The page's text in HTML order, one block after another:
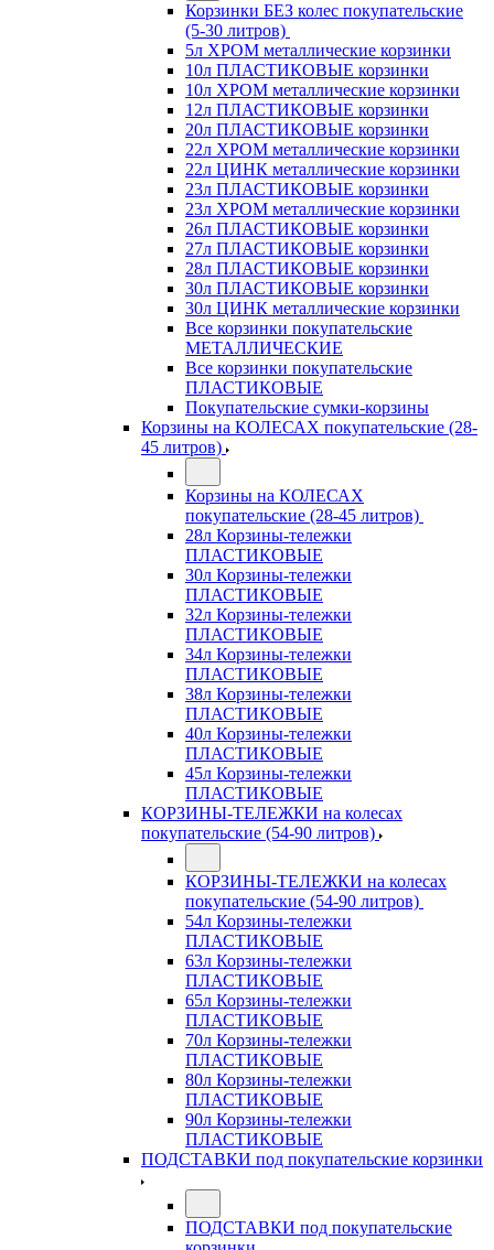
Корзинки БЕЗ колес покупательские
(5-30 литров)
5л ХРОМ металлические корзинки
10л ПЛАСТИКОВЫЕ корзинки
10л ХРОМ металлические корзинки
12л ПЛАСТИКОВЫЕ корзинки
20л ПЛАСТИКОВЫЕ корзинки
22л ХРОМ металлические корзинки
22л ЦИНК металлические корзинки
23л ПЛАСТИКОВЫЕ корзинки
23л ХРОМ металлические корзинки
26л ПЛАСТИКОВЫЕ корзинки
27л ПЛАСТИКОВЫЕ корзинки
28л ПЛАСТИКОВЫЕ корзинки
30л ПЛАСТИКОВЫЕ корзинки
30л ЦИНК металлические корзинки
Все корзинки покупательские
МЕТАЛЛИЧЕСКИЕ
Все корзинки покупательские
ПЛАСТИКОВЫЕ
Покупательские сумки-корзины
Корзины на КОЛЕСАХ покупательские (28-
45 литров)
Корзины на КОЛЕСАХ
покупательские (28-45 литров)
28л Корзины-тележки
ПЛАСТИКОВЫЕ
30л Корзины-тележки
ПЛАСТИКОВЫЕ
32л Корзины-тележки
ПЛАСТИКОВЫЕ
34л Корзины-тележки
ПЛАСТИКОВЫЕ
38л Корзины-тележки
ПЛАСТИКОВЫЕ
40л Корзины-тележки
ПЛАСТИКОВЫЕ
45л Корзины-тележки
ПЛАСТИКОВЫЕ
КОРЗИНЫ-ТЕЛЕЖКИ на колесах
покупательские (54-90 литров)
КОРЗИНЫ-ТЕЛЕЖКИ на колесах
покупательские (54-90 литров)
54л Корзины-тележки
ПЛАСТИКОВЫЕ
63л Корзины-тележки
ПЛАСТИКОВЫЕ
65л Корзины-тележки
ПЛАСТИКОВЫЕ
70л Корзины-тележки
ПЛАСТИКОВЫЕ
80л Корзины-тележки
ПЛАСТИКОВЫЕ
90л Корзины-тележки
ПЛАСТИКОВЫЕ
ПОДСТАВКИ под покупательские корзинки
ПОДСТАВКИ под покупательские